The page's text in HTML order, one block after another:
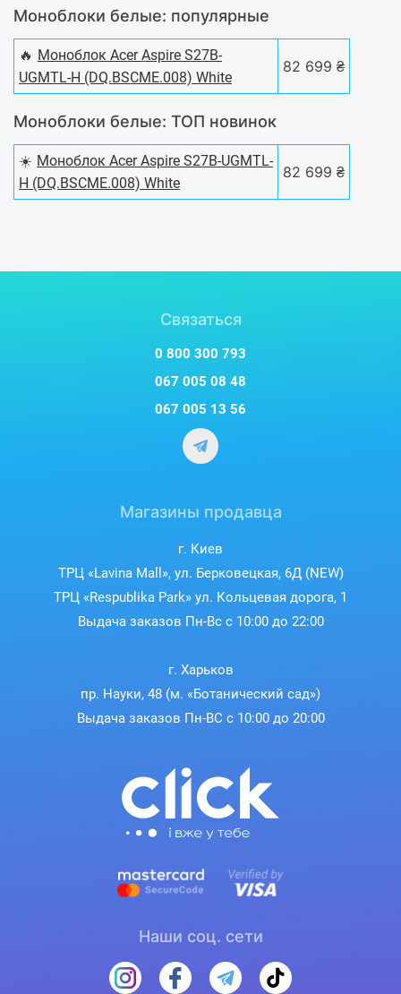
Моноблоки белые: популярные
🔥 Моноблок Acer Aspire S27B-
UGMTL-H (DQ.BSCME.008) White
82 699 ₴
Моноблоки белые: ТОП новинок
☀️ Моноблок Acer Aspire S27B-UGMTL-
H (DQ.BSCME.008) White
82 699 ₴
Связаться
0 800 300 793
067 005 08 48
067 005 13 56
Магазины продавца
г. Киев
ТРЦ «Lavina Mall», ул. Берковецкая, 6Д (NEW)
ТРЦ «Respublika Park» ул. Кольцевая дорога, 1
Выдача заказов Пн-Вс с 10:00 до 22:00
г. Харьков
пр. Науки, 48 (м. «Ботанический сад»)
Выдача заказов Пн-ВС с 10:00 до 20:00
Наши соц. сети